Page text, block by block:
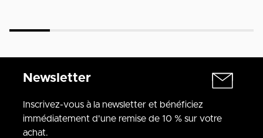
Newsletter
Inscrivez-vous à la newsletter et bénéficiez
immédiatement d'une remise de 10 % sur votre
achat.